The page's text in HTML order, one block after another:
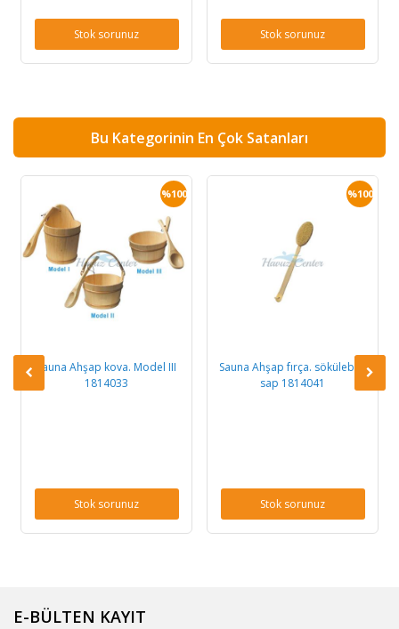
Stok sorunuz Stok sorunuz
Bu Kategorinin En Çok Satanları
%100
Sauna Ahşap kova. Model III
1814033
Stok sorunuz
%100
Sauna Ahşap fırça. sökülebilir
sap 1814041
Stok sorunuz
E-BÜLTEN KAYIT